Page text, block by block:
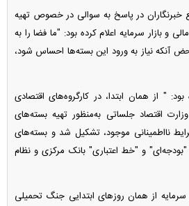
خبرنگاران در پاسخ به سوالی در خصوص تهیه
و بازار سرمایه اعلام کرده بود: "ما فضا را به
آنکه نیاز به ورود این بسته‌ها احساس شود،
" از همان ابتدا، در کارگروه‌های اقتصادی
اقتصاد جلساتی به‌منظور تهیه بسته‌های
نااطمینانی موجود، تشکیل شد و بسته‌های
و "خط اعتباری" بانک مرکزی و نظام
از همان روز‌های ابتدایی جنگ تحمیلی